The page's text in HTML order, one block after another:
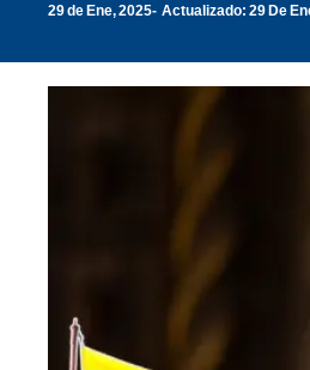
29 de Ene, 2025 Actualizado: 29 De